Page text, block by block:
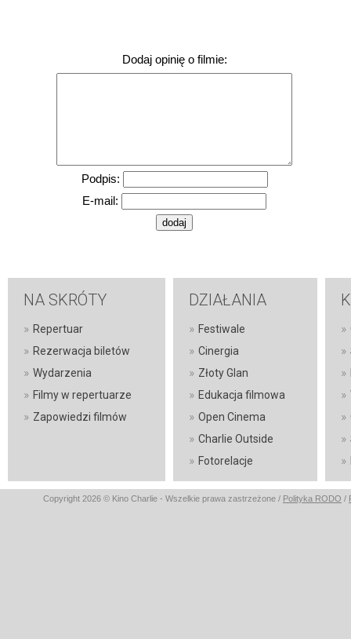
Dodaj opinię o filmie:
Podpis:
E-mail:
NA SKRÓTY
» Repertuar
» Rezerwacja biletów
» Wydarzenia
» Filmy w repertuarze
» Zapowiedzi filmów
DZIAŁANIA
» Festiwale
» Cinergia
» Złoty Glan
» Edukacja filmowa
» Open Cinema
» Charlie Outside
» Fotorelacje
»
»
»
»
»
»
»
Copyright 2026 © Kino Charlie - Wszelkie prawa zastrzeżone / Polityka RODO /